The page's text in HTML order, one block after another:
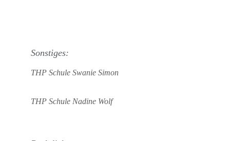
Sonstiges:
THP Schule Swanie Simon
THP Schule Nadine Wolf